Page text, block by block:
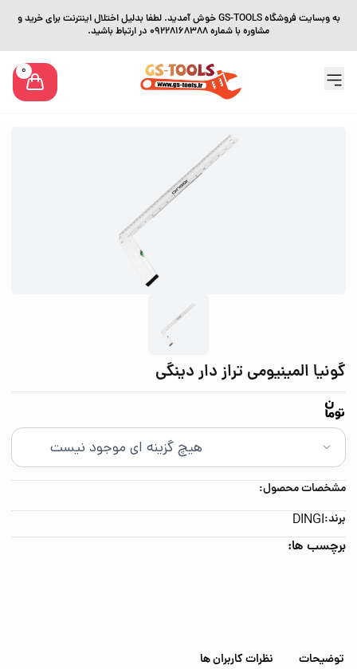
به وبسایت فروشگاه GS-TOOLS خوش آمدید. لطفا بدلیل اختلال اینترنت برای خرید و
مشاوره با شماره 09228168388 در ارتباط باشید.
0
گونیا المینیومی تراز دار دینگی
مشخصات محصول:
برند:DINGI
برچسب ها:
توضیحات نظرات کاربران ها